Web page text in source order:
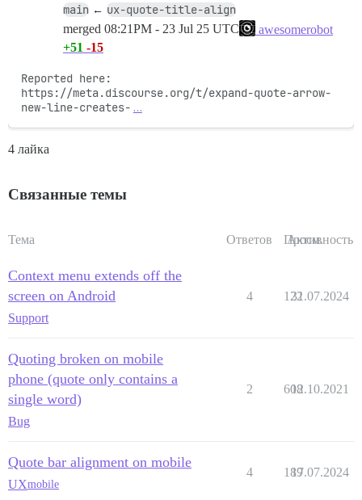
main ← ux-quote-title-align
merged 08:21PM - 23 Jul 25 UTC
awesomerobot
+51 -15
Reported here:
https://meta.discourse.org/t/expand-quote-arrow-
new-line-creates- …
4 лайка
Связанные темы
Тема Ответов Просм.
Активность
Context menu extends off the
screen on Android
Support
4 122
31.07.2024
Quoting broken on mobile
phone (quote only contains a
single word)
Bug
2 608
12.10.2021
Quote bar alignment on mobile
UXmobile
4 189
17.07.2024